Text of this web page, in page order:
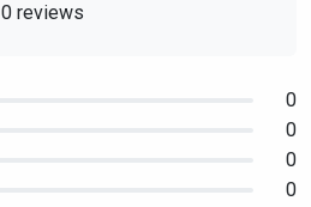
0 reviews
0
0
0
0